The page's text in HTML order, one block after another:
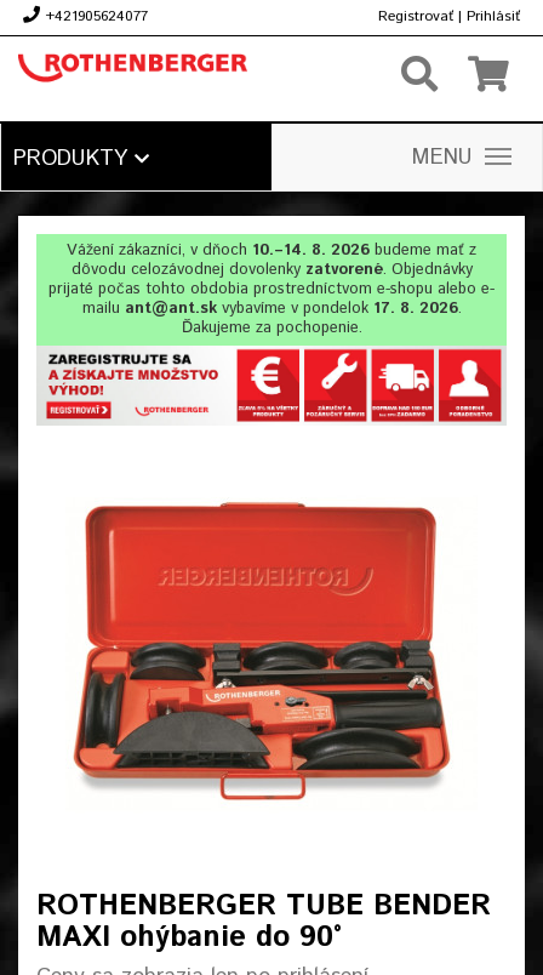
+421905624077 Registrovať | Prihlásiť
PRODUKTY MENU
Vážení zákazníci, v dňoch 10.–14. 8. 2026 budeme mať z
dôvodu celozávodnej dovolenkyzatvorené. Objednávky
prijaté počas tohto obdobia prostredníctvom e-shopu alebo e-
mailu ant@ant.skvybavíme v pondelok 17. 8. 2026.
Ďakujeme za pochopenie.
ROTHENBERGER TUBE BENDER
MAXI ohýbanie do 90°